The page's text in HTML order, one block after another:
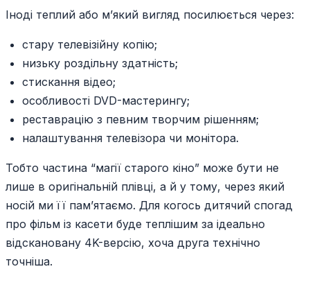
Іноді теплий або м’який вигляд посилюється через:
стару телевізійну копію;
низьку роздільну здатність;
стискання відео;
особливості DVD-мастерингу;
реставрацію з певним творчим рішенням;
налаштування телевізора чи монітора.
Тобто частина “магії старого кіно” може бути не
лише в оригінальній плівці, а й у тому, через який
носій ми її пам’ятаємо. Для когось дитячий спогад
про фільм із касети буде теплішим за ідеально
відскановану 4K-версію, хоча друга технічно
точніша.